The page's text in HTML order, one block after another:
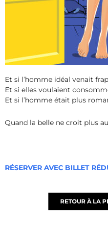
Et si l’homme idéal venait
Et si elles voulaient
Et si l’homme était plus
Quand la belle ne croit plus
RÉSERVER AVEC BILLET
RETOUR À LA